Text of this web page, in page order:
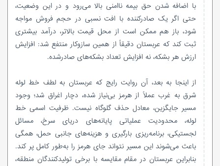
با اضافه شدن حق بیمه ناامنی بالا می‌رود و در این وضعیت،
حتی اگر یک صادرکننده با افت نسبی در حجم فروش مواجه
شود، باز هم ممکن است از محل قیمت بالاتر، درآمد بیشتری
ثبت کند که عربستان دقیقاً از همین سازوکار منتفع شد: افزایش
ارزش هر بشکه، نه افزایش تعداد بشکه‌های صادرشده.
از اینجا به بعد، آن روایت رایج که عربستان به لطف خط لوله
شرق به غرب عملاً از هرمز بی‌نیاز شده، دچار اغراق شد؛ وجود
مسیر جایگزین، معادل حذف گلوگاه نیست. ظرفیت اسمی خط
لوله، محدودیت عملیاتی پایانه‌های دریای سرخ، مسائل
لجستیکی، برنامه‌ریزی بارگیری و هزینه‌های جانبی حمل، همگی
باعث می‌شوند این مسیر نتواند جای هرمز را به‌طور کامل پر کند.
بنابراین عربستان در مقام مقایسه با برخی تولیدکنندگان منطقه،